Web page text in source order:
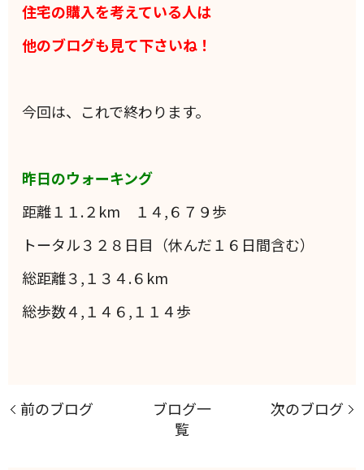
住宅の購入を考えている人は
他のブログも見て下さいね！
今回は、これで終わります。
昨日のウォーキング
距離１１.２km １４,６７９歩
トータル３２８日目（休んだ１６日間含む）
総距離３,１３４.６km
総歩数４,１４６,１１４歩
前のブログ
ブログ一
覧
次のブログ